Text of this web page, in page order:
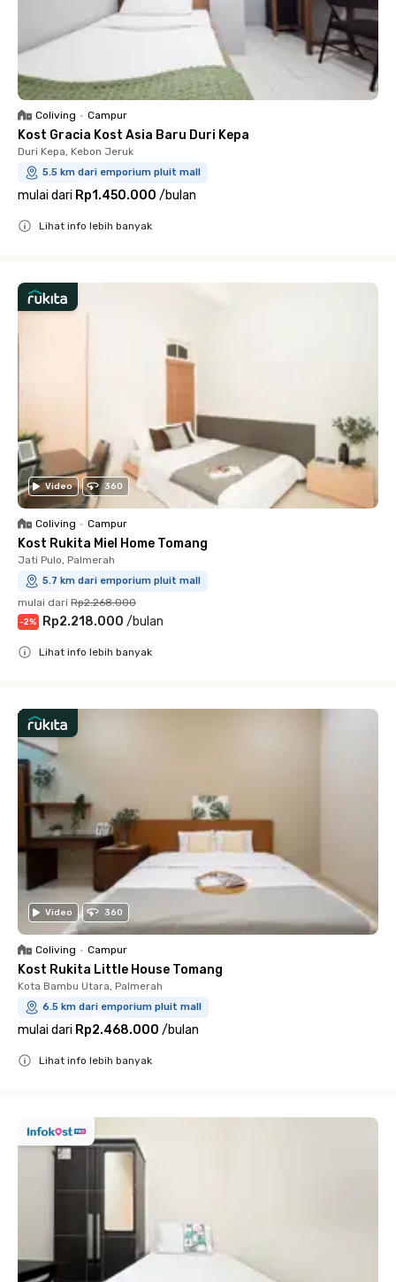
Coliving • Campur
Kost Gracia Kost Asia Baru Duri Kepa
Duri Kepa, Kebon Jeruk
5.5 km dari emporium pluit mall
mulai dari Rp1.450.000 /bulan
Lihat info lebih banyak
Video 360
Coliving • Campur
Kost Rukita Miel Home Tomang
Jati Pulo, Palmerah
5.7 km dari emporium pluit mall
mulai dari Rp2.268.000
-2% Rp2.218.000 /bulan
Lihat info lebih banyak
Video 360
Coliving • Campur
Kost Rukita Little House Tomang
Kota Bambu Utara, Palmerah
6.5 km dari emporium pluit mall
mulai dari Rp2.468.000 /bulan
Lihat info lebih banyak